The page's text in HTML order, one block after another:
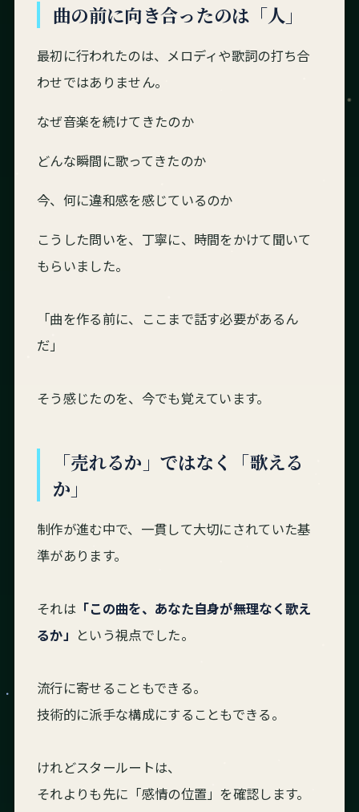
曲の前に向き合ったのは「人」
最初に行われたのは、メロディや歌詞の打ち合
わせではありません。
なぜ音楽を続けてきたのか
どんな瞬間に歌ってきたのか
今、何に違和感を感じているのか
こうした問いを、丁寧に、時間をかけて聞いて
もらいました。
「曲を作る前に、ここまで話す必要があるん
だ」
そう感じたのを、今でも覚えています。
「売れるか」ではなく「歌える
か」
制作が進む中で、一貫して大切にされていた基
準があります。
それは「この曲を、あなた自身が無理なく歌え
るか」 という視点でした。
流行に寄せることもできる。
技術的に派手な構成にすることもできる。
けれどスタールートは、
それよりも先に「感情の位置」を確認します。